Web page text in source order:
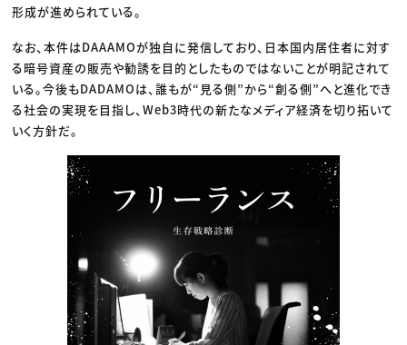
形成が進められている。
なお、本件はDAAAMOが独自に発信しており、日本国内居住者に対す
る暗号資産の販売や勧誘を目的としたものではないことが明記されて
いる。今後もDADAMOは、誰もが“見る側”から“創る側”へと進化でき
る社会の実現を目指し、Web3時代の新たなメディア経済を切り拓いて
いく方針だ。